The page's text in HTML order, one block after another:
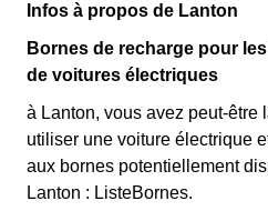
Infos à propos de Lanton
Bornes de recharge pour
de voitures électriques
à Lanton, vous avez peut-être
utiliser une voiture électrique
aux bornes potentiellement
Lanton : ListeBornes.